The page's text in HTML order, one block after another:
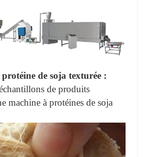
de soja texturée :
de produits
machine à protéines de soja